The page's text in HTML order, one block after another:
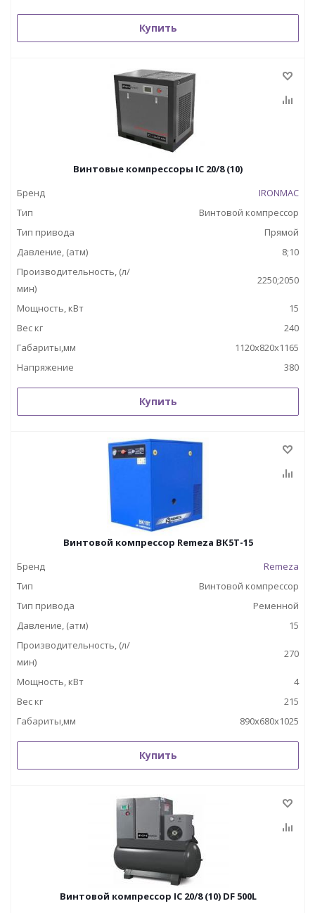
Купить
Винтовые компрессоры IC 20/8 (10)
Бренд
IRONMAC
Тип
Винтовой компрессор
Тип привода
Прямой
Давление, (атм)
8;10
Производительность, (л/
мин)
2250;2050
Мощность, кВт
15
Вес кг
240
Габариты,мм
1120x820x1165
Напряжение
380
Купить
Винтовой компрессор Remeza ВК5Т-15
Бренд
Remeza
Тип
Винтовой компрессор
Тип привода
Ременной
Давление, (атм)
15
Производительность, (л/
мин)
270
Мощность, кВт
4
Вес кг
215
Габариты,мм
890х680х1025
Купить
Винтовой компрессор IC 20/8 (10) DF 500L